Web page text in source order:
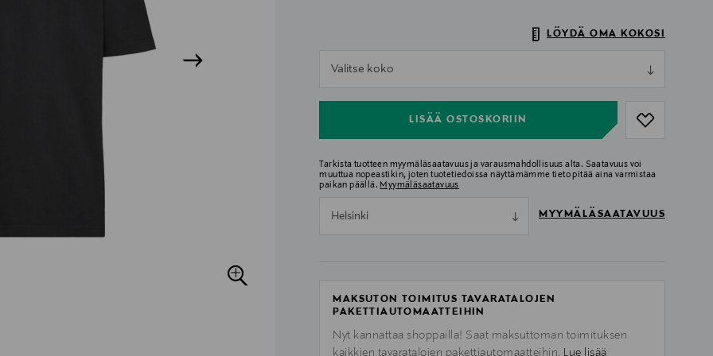
LÖYDÄ OMA KOKOSI
Valitse koko
LISÄÄ OSTOSKORIIN
Tarkista tuotteen myymäläsaatavuus ja varausmahdollisuus alta. Saatavuus voi
muuttua nopeastikin, joten tuotetiedoissa näyttämämme tieto pitää aina varmistaa
paikan päällä. Myymäläsaatavuus
Helsinki MYYMÄLÄSAATAVUUS
MAKSUTON TOIMITUS TAVARATALOJEN
PAKETTIAUTOMAATTEIHIN
Nyt kannattaa shoppailla! Saat maksuttoman toimituksen
kaikkien tavaratalojen pakettiautomaatteihin. Lue lisää